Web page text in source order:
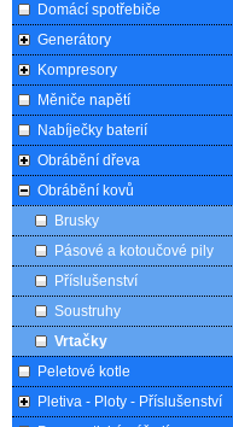
Domácí spotřebiče
Generátory
Kompresory
Měniče napětí
Nabíječky baterií
Obrábění dřeva
Obrábění kovů
Brusky
Pásové a kotoučové pily
Příslušenství
Soustruhy
Vrtačky
Peletové kotle
Pletiva - Ploty - Příslušenství